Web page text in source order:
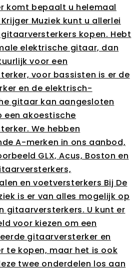
komt bepaalt u helemaal
Krijger Muziek kunt u allerlei
kopen. Hebt
elektrische gitaar, dan
voor een
voor bassisten is er de
en de elektrisch-
gitaar kan aangesloten
een akoestische
We hebben
A-merken in ons aanbod,
GLX, Acus, Boston en
en voetversterkers Bij De
is er van alles mogelijk op
gitaarversterkers. U kunt er
voor kiezen om een
gitaarversterker en
te kopen, maar het is ook
twee onderdelen los aan